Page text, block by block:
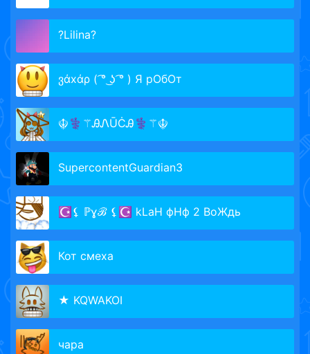
?Lilina?
ვάxάρ ( ͡° ͜ʖ ͡° ) Я рОбОт
☬⚕⚚ᎯᏁŪĊᎯ⚕⚚☬
SupercontentGuardian3
☪⚸ ℙɣℬ ⚸☪ kLaH фНф 2 ВоЖдь
Кот смеха
★ KQWAKOI
чара